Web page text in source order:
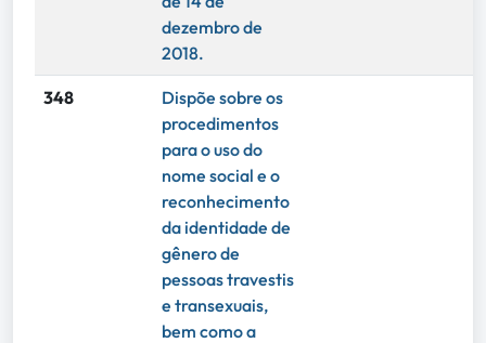
dezembro de
2018.
348
Dispõe sobre os
procedimentos
para o uso do
nome social e o
reconhecimento
da identidade de
gênero de
pessoas travestis
e transexuais,
bem como a